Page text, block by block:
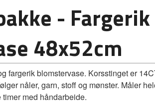
- Fargerik
48x52cm
fargerik blomstervase. Korsstinget er
nåler, garn, stoff og mønster. Måler
med håndarbeide.